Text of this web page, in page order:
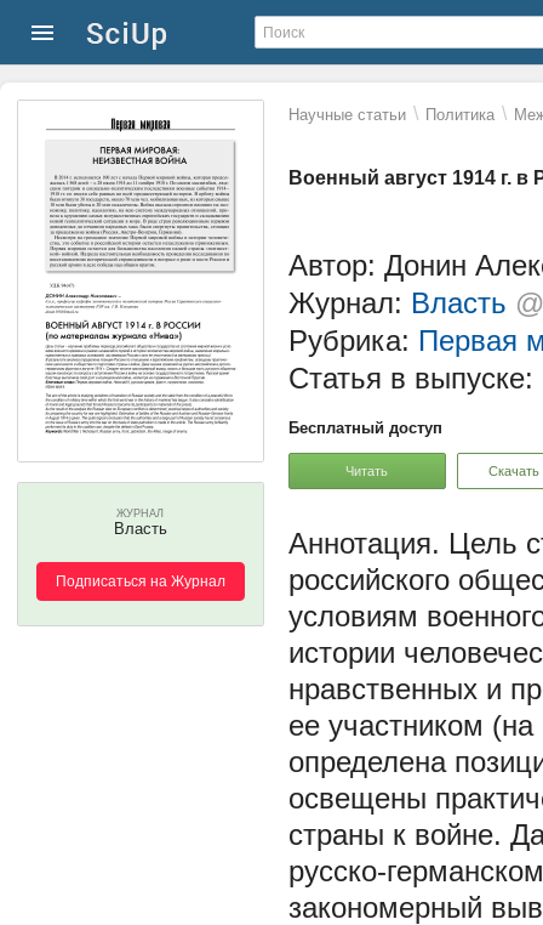
Научные статьи \ Политика \
Военный август 1914 г.
ЖУРНАЛ
Власть
Подписаться на Журнал
Автор: Донин
Журнал: Власть
Рубрика: Первая
Статья в выпуске:
Бесплатный доступ
Читать Скачать
Цель
российского
условиям
истории
нравственных и
ее участником
определена
освещены
страны к войне.
русско-
закономерный